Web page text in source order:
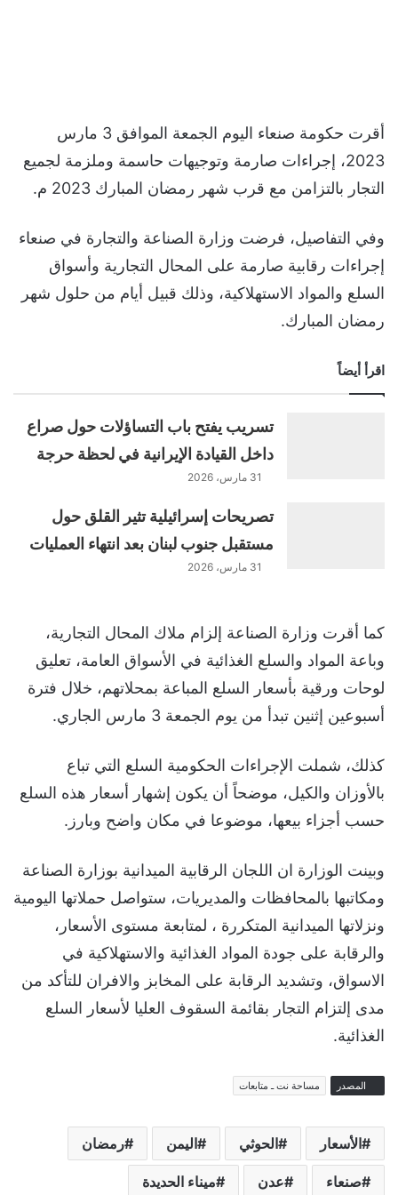
أقرت حكومة صنعاء اليوم الجمعة الموافق 3 مارس
2023، إجراءات صارمة وتوجيهات حاسمة وملزمة لجميع
التجار بالتزامن مع قرب شهر رمضان المبارك 2023 م.
وفي التفاصيل، فرضت وزارة الصناعة والتجارة في صنعاء
إجراءات رقابية صارمة على المحال التجارية وأسواق
السلع والمواد الاستهلاكية، وذلك قبيل أيام من حلول شهر
رمضان المبارك.
اقرأ أيضاً
تسريب يفتح باب التساؤلات حول صراع
داخل القيادة الإيرانية في لحظة حرجة
31 مارس، 2026
تصريحات إسرائيلية تثير القلق حول
مستقبل جنوب لبنان بعد انتهاء العمليات
31 مارس، 2026
كما أقرت وزارة الصناعة إلزام ملاك المحال التجارية،
وباعة المواد والسلع الغذائية في الأسواق العامة، تعليق
لوحات ورقية بأسعار السلع المباعة بمحلاتهم، خلال فترة
أسبوعين إثنين تبدأ من يوم الجمعة 3 مارس الجاري.
كذلك، شملت الإجراءات الحكومية السلع التي تباع
بالأوزان والكيل، موضحاً أن يكون إشهار أسعار هذه السلع
حسب أجزاء بيعها، موضوعا في مكان واضح وبارز.
وبينت الوزارة ان اللجان الرقابية الميدانية بوزارة الصناعة
ومكاتبها بالمحافظات والمديريات، ستواصل حملاتها اليومية
ونزلاتها الميدانية المتكررة ، لمتابعة مستوى الأسعار،
والرقابة على جودة المواد الغذائية والاستهلاكية في
الاسواق، وتشديد الرقابة على المخابز والافران للتأكد من
مدى إلتزام التجار بقائمة السقوف العليا لأسعار السلع
الغذائية.
المصدر مساحة نت ـ متابعات
الأسعار الحوثي اليمن رمضان
صنعاء عدن ميناء الحديدة